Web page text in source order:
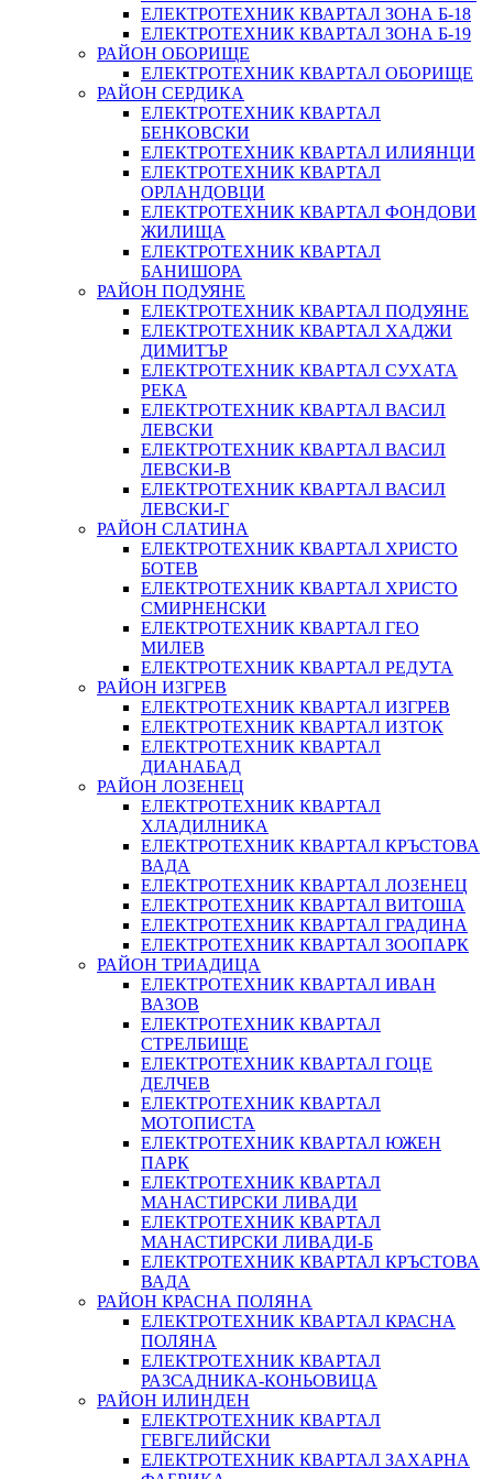
ЕЛЕКТРОТЕХНИК КВАРТАЛ ЗОНА Б-18
ЕЛЕКТРОТЕХНИК КВАРТАЛ ЗОНА Б-19
РАЙОН ОБОРИЩЕ
ЕЛЕКТРОТЕХНИК КВАРТАЛ ОБОРИЩЕ
РАЙОН СЕРДИКА
ЕЛЕКТРОТЕХНИК КВАРТАЛ
БЕНКОВСКИ
ЕЛЕКТРОТЕХНИК КВАРТАЛ ИЛИЯНЦИ
ЕЛЕКТРОТЕХНИК КВАРТАЛ
ОРЛАНДОВЦИ
ЕЛЕКТРОТЕХНИК КВАРТАЛ ФОНДОВИ
ЖИЛИЩА
ЕЛЕКТРОТЕХНИК КВАРТАЛ
БАНИШОРА
РАЙОН ПОДУЯНЕ
ЕЛЕКТРОТЕХНИК КВАРТАЛ ПОДУЯНЕ
ЕЛЕКТРОТЕХНИК КВАРТАЛ ХАДЖИ
ДИМИТЪР
ЕЛЕКТРОТЕХНИК КВАРТАЛ СУХАТА
РЕКА
ЕЛЕКТРОТЕХНИК КВАРТАЛ ВАСИЛ
ЛЕВСКИ
ЕЛЕКТРОТЕХНИК КВАРТАЛ ВАСИЛ
ЛЕВСКИ-В
ЕЛЕКТРОТЕХНИК КВАРТАЛ ВАСИЛ
ЛЕВСКИ-Г
РАЙОН СЛАТИНА
ЕЛЕКТРОТЕХНИК КВАРТАЛ ХРИСТО
БОТЕВ
ЕЛЕКТРОТЕХНИК КВАРТАЛ ХРИСТО
СМИРНЕНСКИ
ЕЛЕКТРОТЕХНИК КВАРТАЛ ГЕО
МИЛЕВ
ЕЛЕКТРОТЕХНИК КВАРТАЛ РЕДУТА
РАЙОН ИЗГРЕВ
ЕЛЕКТРОТЕХНИК КВАРТАЛ ИЗГРЕВ
ЕЛЕКТРОТЕХНИК КВАРТАЛ ИЗТОК
ЕЛЕКТРОТЕХНИК КВАРТАЛ
ДИАНАБАД
РАЙОН ЛОЗЕНЕЦ
ЕЛЕКТРОТЕХНИК КВАРТАЛ
ХЛАДИЛНИКА
ЕЛЕКТРОТЕХНИК КВАРТАЛ КРЪСТОВА
ВАДА
ЕЛЕКТРОТЕХНИК КВАРТАЛ ЛОЗЕНЕЦ
ЕЛЕКТРОТЕХНИК КВАРТАЛ ВИТОША
ЕЛЕКТРОТЕХНИК КВАРТАЛ ГРАДИНА
ЕЛЕКТРОТЕХНИК КВАРТАЛ ЗООПАРК
РАЙОН ТРИАДИЦА
ЕЛЕКТРОТЕХНИК КВАРТАЛ ИВАН
ВАЗОВ
ЕЛЕКТРОТЕХНИК КВАРТАЛ
СТРЕЛБИЩЕ
ЕЛЕКТРОТЕХНИК КВАРТАЛ ГОЦЕ
ДЕЛЧЕВ
ЕЛЕКТРОТЕХНИК КВАРТАЛ
МОТОПИСТА
ЕЛЕКТРОТЕХНИК КВАРТАЛ ЮЖЕН
ПАРК
ЕЛЕКТРОТЕХНИК КВАРТАЛ
МАНАСТИРСКИ ЛИВАДИ
ЕЛЕКТРОТЕХНИК КВАРТАЛ
МАНАСТИРСКИ ЛИВАДИ-Б
ЕЛЕКТРОТЕХНИК КВАРТАЛ КРЪСТОВА
ВАДА
РАЙОН КРАСНА ПОЛЯНА
ЕЛЕКТРОТЕХНИК КВАРТАЛ КРАСНА
ПОЛЯНА
ЕЛЕКТРОТЕХНИК КВАРТАЛ
РАЗСАДНИКА-КОНЬОВИЦА
РАЙОН ИЛИНДЕН
ЕЛЕКТРОТЕХНИК КВАРТАЛ
ГЕВГЕЛИЙСКИ
ЕЛЕКТРОТЕХНИК КВАРТАЛ ЗАХАРНА